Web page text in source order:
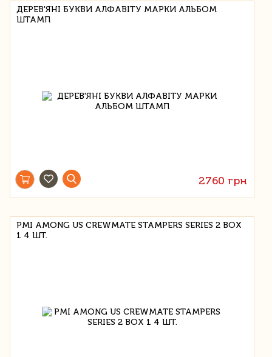
ДЕРЕВ'ЯНІ БУКВИ АЛФАВІТУ МАРКИ АЛЬБОМ
ШТАМП
2760 грн
PMI AMONG US CREWMATE STAMPERS SERIES 2 BOX
1 4 ШТ.